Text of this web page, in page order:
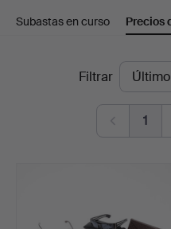
accesorios
Gomér
Subastas en curso Precios
Filtrar
1